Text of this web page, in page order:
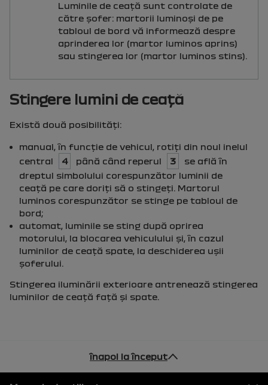
Luminile de ceaţă sunt controlate de
către şofer: martorii luminoşi de pe
tabloul de bord vă informează despre
aprinderea lor (martor luminos aprins)
sau stingerea lor (martor luminos stins).
Stingere lumini de ceaţă
Există două posibilităţi:
manual, în funcţie de vehicul, rotiţi din noul inelul
central
4 până când reperul 3
se află în
dreptul simbolului corespunzător luminii de
ceaţă pe care doriţi să o stingeţi. Martorul
luminos corespunzător se stinge pe tabloul de
bord;
automat, luminile se sting după oprirea
motorului, la blocarea vehiculului şi, în cazul
luminilor de ceaţă spate, la deschiderea uşii
şoferului.
Stingerea iluminării exterioare antrenează stingerea
luminilor de ceaţă faţă şi spate.
înapoi la început
Subsol